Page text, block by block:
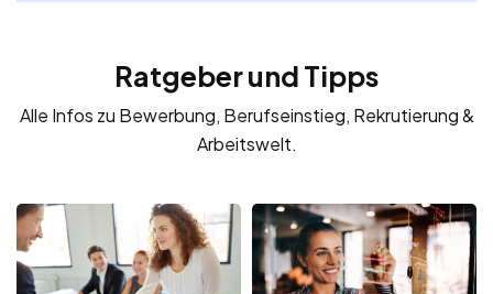
Ratgeber und Tipps
Alle Infos zu Bewerbung, Berufseinstieg, Rekrutierung &
Arbeitswelt.